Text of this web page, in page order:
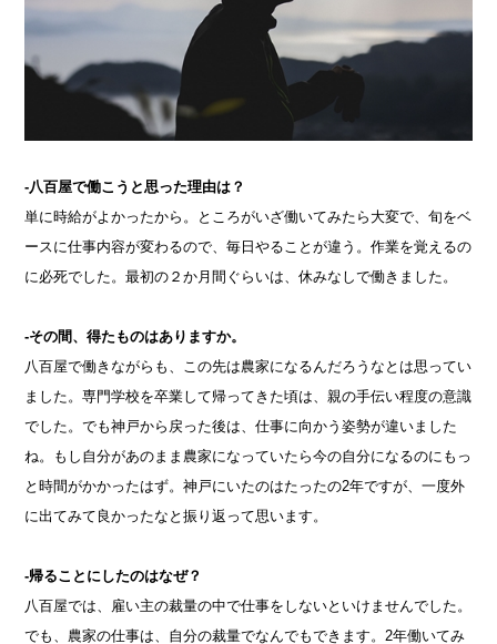
-八百屋で働こうと思った理由は？
単に時給がよかったから。ところがいざ働いてみたら大変で、旬をベ
ースに仕事内容が変わるので、毎日やることが違う。作業を覚えるの
に必死でした。最初の２か月間ぐらいは、休みなしで働きました。
-その間、得たものはありますか。
八百屋で働きながらも、この先は農家になるんだろうなとは思ってい
ました。専門学校を卒業して帰ってきた頃は、親の手伝い程度の意識
でした。でも神戸から戻った後は、仕事に向かう姿勢が違いました
ね。もし自分があのまま農家になっていたら今の自分になるのにもっ
と時間がかかったはず。神戸にいたのはたったの2年ですが、一度外
に出てみて良かったなと振り返って思います。
-帰ることにしたのはなぜ？
八百屋では、雇い主の裁量の中で仕事をしないといけませんでした。
でも、農家の仕事は、自分の裁量でなんでもできます。2年働いてみ